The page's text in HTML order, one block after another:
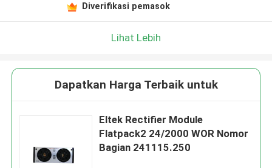
Diverifikasi pemasok
Lihat Lebih
Dapatkan Harga Terbaik untuk
Eltek Rectifier Module
Flatpack2 24/2000 WOR Nomor
Bagian 241115.250